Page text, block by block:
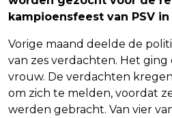
kampioensfeest van PSV
Vorige maand deelde de
van zes verdachten. Het
vrouw. De verdachten
om zich te melden, voordat
werden gebracht. Van vier